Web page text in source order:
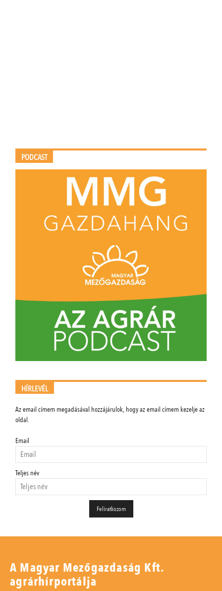
PODCAST
HÍRLEVÉL
Az email címem megadásával hozzájárulok, hogy az email címem kezelje az
oldal.
Email
Teljes név
A Magyar Mezőgazdaság Kft.
agrárhírportálja